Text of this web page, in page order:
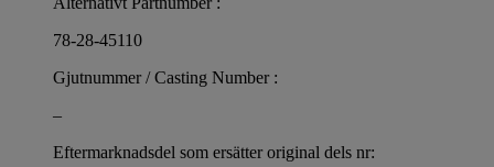
78-28-45110
Gjutnummer / Casting Number :
–
Eftermarknadsdel som ersätter original dels nr: